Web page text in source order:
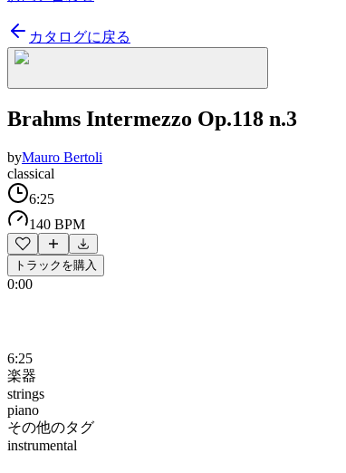
カタログに戻る
Brahms Intermezzo Op.118 n.3
byMauro Bertoli
classical
6:25
140 BPM
トラックを購入
0:00
6:25
楽器
strings
piano
その他のタグ
instrumental